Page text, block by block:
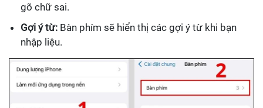
gõ chữ sai.
Gợi ý từ: Bàn phím sẽ hiển thị các gợi ý từ khi bạn
nhập liệu.